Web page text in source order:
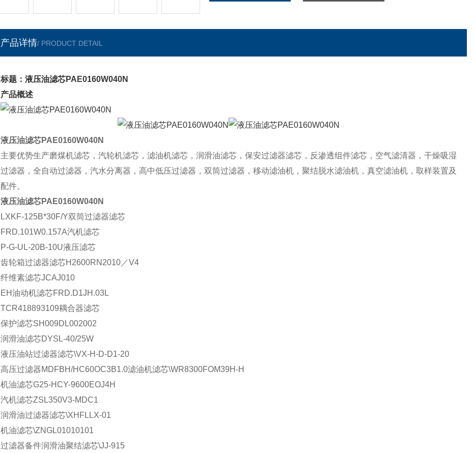
产品详情/ PRODUCT DETAIL
标题：液压油滤芯PAE0160W040N
产品概述
液压油滤芯PAE0160W040N
主要优势生产磨煤机滤芯，汽轮机滤芯，滤油机滤芯，润滑油滤芯，保安过滤器滤芯，反渗透组件滤芯，空气滤清器，干燥吸湿
过滤器，全自动过滤器，汽水分离器，高中低压过滤器，双筒过滤器，移动滤油机，聚结脱水滤油机，真空滤油机，取样装置及
配件。
液压油滤芯PAE0160W040N
LXKF-125B*30F/Y双筒过滤器滤芯
FRD.101W0.157A汽机滤芯
P-G-UL-20B-10U液压滤芯
齿轮箱过滤器滤芯H2600RN2010／V4
纤维素滤芯JCAJ010
EH油动机滤芯FRD.D1JH.03L
TCR418893109耦合器滤芯
保护滤芯SH009DL002002
润滑油滤芯DYSL-40/25W
液压油站过滤器滤芯\VX-H-D-D1-20
高压过滤器MDFBH/HC60OC3B1.0滤油机滤芯\WR8300FOM39H-H
机油滤芯G25-HCY-9600EOJ4H
汽机滤芯ZSL350V3-MDC1
润滑油过滤器滤芯\XHFLLX-01
机油滤芯\ZNGL01010101
过滤器备件润滑油聚结滤芯\JJ-915